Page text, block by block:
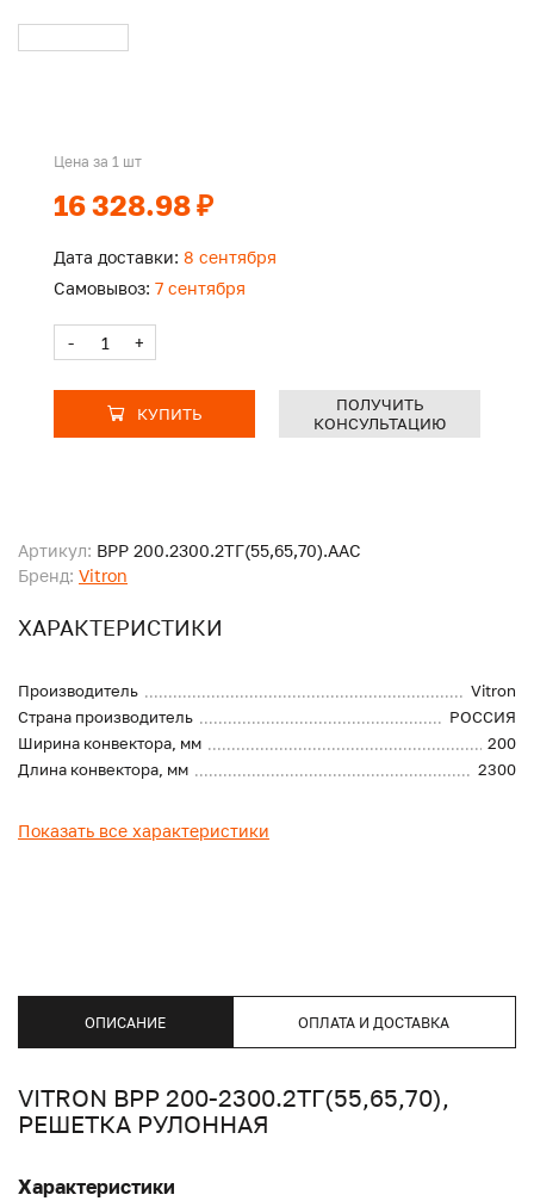
Артикул: ВРР 200.2300.2ТГ(55,65,70).ААС
Бренд: Vitron
ХАРАКТЕРИСТИКИ
Производитель
Vitron
Страна производитель
РОССИЯ
Ширина конвектора, мм
200
Длина конвектора, мм
2300
Показать все характеристики
Цена за 1 шт
16 328.98 ₽
Дата доставки: 8 сентября
Самовывоз: 7 сентября
- +
КУПИТЬ
ПОЛУЧИТЬ
КОНСУЛЬТАЦИЮ
ОПИСАНИЕ ОПЛАТА И ДОСТАВКА
VITRON ВРР 200-2300.2ТГ(55,65,70),
РЕШЕТКА РУЛОННАЯ
Характеристики